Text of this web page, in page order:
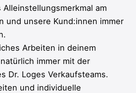
am
und unsere Kund:innen immer
Arbeiten in deinem
immer mit der
Dr. Loges Verkaufsteams.
und individuelle